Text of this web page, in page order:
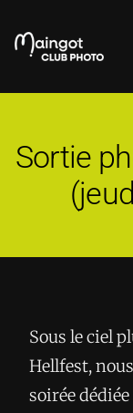
Sortie
Sous le ciel
Hellfest,
soirée